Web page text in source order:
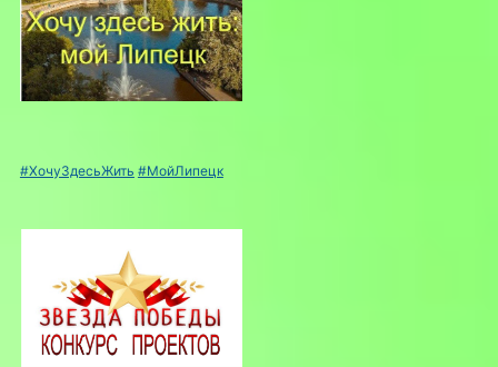
#ХочуЗдесьЖить #МойЛипецк